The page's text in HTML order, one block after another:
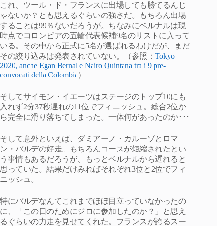
これ、ツール・ド・フランスに出場しても勝てるんじ
ゃないか？とも思えるぐらいの強さだ。もちろん出場
することは99％ないだろうが。ちなみにベルナルは現
時点でコロンビアの五輪代表候補9名のリストに入って
いる。その中から正式に5名が選ばれるわけだが、まだ
その絞り込みは発表されていない。（参照： Tokyo
2020, anche Egan Bernal e Nairo Quintana tra i 9 pre-
convocati della Colombia）
そしてサイモン・イエーツはステージのトップ10にも
入れず2分37秒遅れの11位でフィニッシュ。総合2位か
ら完全に滑り落ちてしまった。一体何があったのか･･･
そして意外といえば、ダミアーノ・カルーゾとロマ
ン・バルデの好走。もちろんコースが短縮されたとい
う事情もあるだろうが、もっとベルナルから遅れると
思っていた。結果だけみればそれぞれ3位と2位でフィ
ニッシュ。
特にバルデなんてこれまでほぼ目立っていなかったの
に、「この日のためにジロに参加したのか？」と思え
るぐらいの力走を見せてくれた。フランスが誇るスー